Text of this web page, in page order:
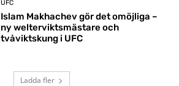
UFC
Islam Makhachev gör det omöjliga –
ny welterviktsmästare och
tvåviktskung i UFC
Ladda fler